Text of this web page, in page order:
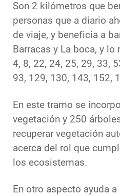
Son 2 kilómetros que
personas que a diario
de viaje, y beneficia a
Barracas y La boca, y
4, 8, 22, 24, 25, 29, 33,
93, 129, 130, 143, 152,
En este tramo se
vegetación y 250
recuperar vegetación
acerca del rol que
los ecosistemas.
En otro aspecto ayuda